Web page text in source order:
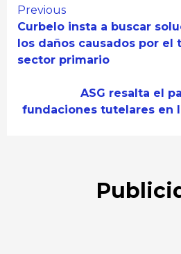
Continue
Reading
Previous
Curbelo insta a buscar
los daños causados por el
sector primario
ASG resalta el
fundaciones tutelares en